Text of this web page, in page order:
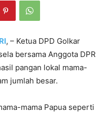
, – Ketua DPD Golkar
bersama Anggota DPR
pangan lokal mama-
jumlah besar.
mama Papua seperti